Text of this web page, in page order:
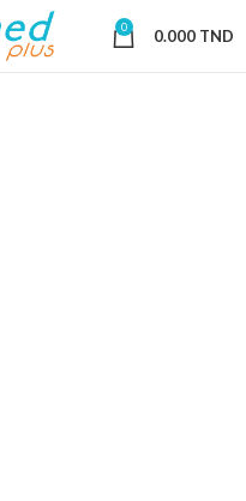
0 0.000 TND